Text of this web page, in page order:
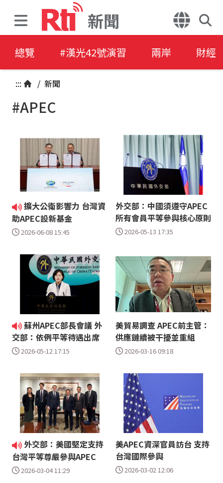
新聞
總覽 #漢光42號演習 兩岸 財經
::: / 新聞
#APEC
擴大公衛影響力 台灣資
助APEC設新基金
2026-06-08 15:45
外交部：中國須遵守APEC
所有會員平等參與核心原則
2026-05-13 17:35
蘇州APEC部長會議 外
交部：依例平等待遇出席
2026-05-12 17:15
美貿易調查 APEC前主管：
供應鏈續被干擾並重組
2026-03-16 09:18
外交部：美國堅定支持
台灣平等尊嚴參與APEC
2026-03-04 11:29
美APEC資深官員訪台 支持
台灣國際參與
2026-03-02 12:06